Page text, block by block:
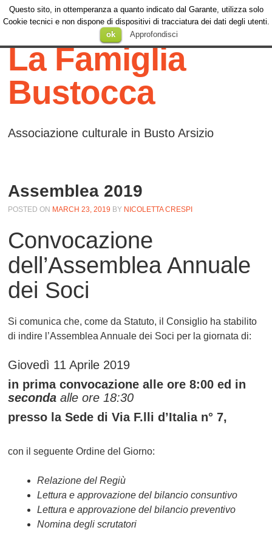
Menu
SKIP TO
Menu
La Famiglia
Bustocca
Associazione culturale in Busto Arsizio
Assemblea 2019
POSTED ON MARCH 23, 2019 BY NICOLETTA CRESPI
Convocazione
dell’Assemblea Annuale
dei Soci
Si comunica che, come da Statuto, il Consiglio ha stabilito
di indire l’Assemblea Annuale dei Soci per la giornata di:
Giovedì 11 Aprile 2019
in prima convocazione alle ore 8:00 ed in
secondaalle ore 18:30
presso la Sede di Via F.lli d’Italia n° 7,
con il seguenteOrdine del Giorno:
Relazione del Regiù
Lettura e approvazione del bilancio consuntivo
Lettura e approvazione del bilancio preventivo
Nomina degli scrutatori
Questo sito, in ottemperanza a quanto indicato dal Garante, utilizza solo
Cookie tecnici e non dispone di dispositivi di tracciatura dei dati degli utenti.
ok
Approfondisci